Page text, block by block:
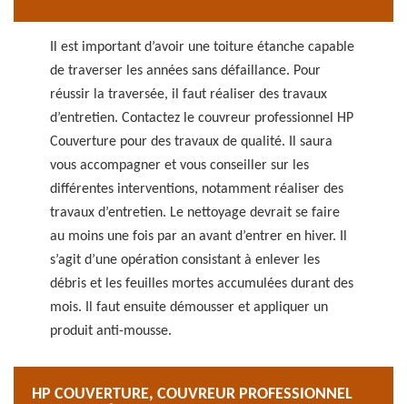
Il est important d’avoir une toiture étanche capable
de traverser les années sans défaillance. Pour
réussir la traversée, il faut réaliser des travaux
d’entretien. Contactez le couvreur professionnel HP
Couverture pour des travaux de qualité. Il saura
vous accompagner et vous conseiller sur les
différentes interventions, notamment réaliser des
travaux d’entretien. Le nettoyage devrait se faire
au moins une fois par an avant d’entrer en hiver. Il
s’agit d’une opération consistant à enlever les
débris et les feuilles mortes accumulées durant des
mois. Il faut ensuite démousser et appliquer un
produit anti-mousse.
HP COUVERTURE, COUVREUR PROFESSIONNEL